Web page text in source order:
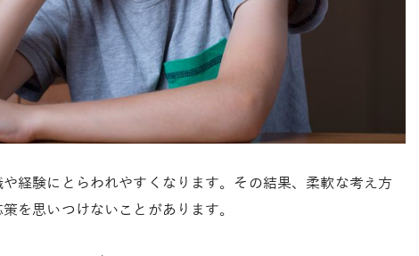
経験にとらわれやすくなります。その結果、柔軟な考え方
を思いつけないことがあります。